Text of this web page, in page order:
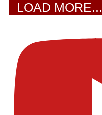
LOAD MORE...